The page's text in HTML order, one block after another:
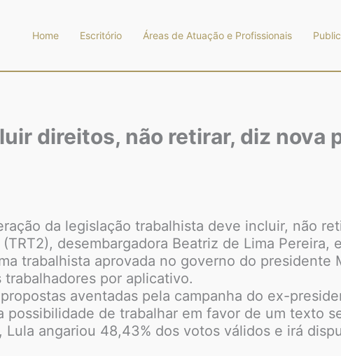
Home Escritório Áreas de Atuação e Profissionais
direitos, não retirar, diz nova
da legislação trabalhista deve incluir, não
desembargadora Beatriz de Lima Pereira,
trabalhista aprovada no governo do presidente
por aplicativo.
aventadas pela campanha do ex-
possibilidade de trabalhar em favor de um texto
Lula angariou 48,43% dos votos válidos e irá